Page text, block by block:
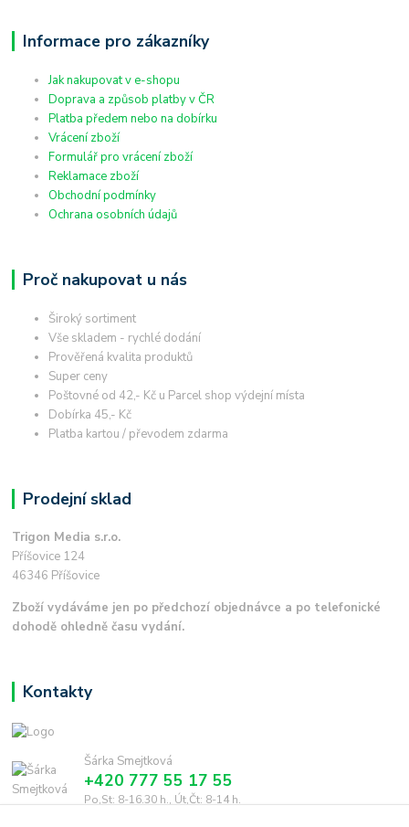
Informace pro zákazníky
Jak nakupovat v e-shopu
Doprava a způsob platby v ČR
Platba předem nebo na dobírku
Vrácení zboží
Formulář pro vrácení zboží
Reklamace zboží
Obchodní podmínky
Ochrana osobních údajů
Proč nakupovat u nás
Široký sortiment
Vše skladem - rychlé dodání
Prověřená kvalita produktů
Super ceny
Poštovné od 42,- Kč u Parcel shop výdejní místa
Dobírka 45,- Kč
Platba kartou / převodem zdarma
Prodejní sklad
Trigon Media s.r.o.
Příšovice 124
46346 Příšovice
Zboží vydáváme jen po předchozí objednávce a po telefonické
dohodě ohledně času vydání.
Kontakty
Šárka Smejtková
+420 777 55 17 55
Po,St: 8-16.30 h., Út,Čt: 8-14 h.